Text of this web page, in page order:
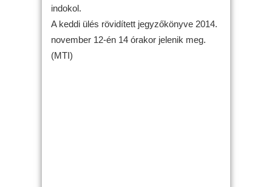
indokol.
A keddi ülés rövidített jegyzőkönyve 2014.
november 12-én 14 órakor jelenik meg.
(MTI)